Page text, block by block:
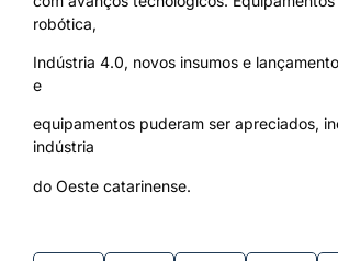
robótica,
Indústria 4.0, novos insumos e
e
equipamentos puderam ser apreciados,
indústria
do Oeste catarinense.